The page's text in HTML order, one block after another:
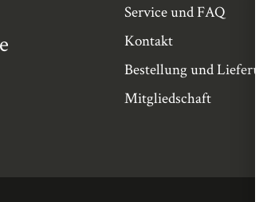
Service und FAQ
Kontakt
Bestellung und Lieferung
Mitgliedschaft